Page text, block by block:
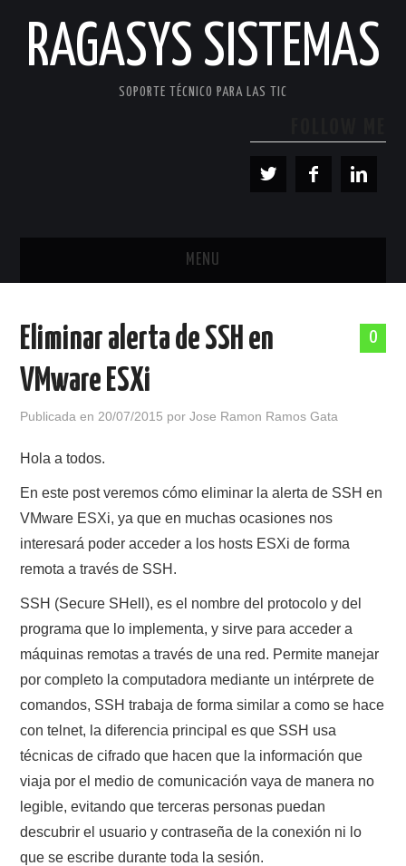
RAGASYS SISTEMAS
SOPORTE TÉCNICO PARA LAS TIC
MENU
ACERCA DE
0
Eliminar alerta de SSH en
VMware ESXi
Publicada en 20/07/2015 porJose Ramon Ramos Gata
Hola a todos.
En este post veremos cómo eliminar la alerta de SSH en
VMware ESXi, ya que en muchas ocasiones nos
interesará poder acceder a los hosts ESXi de forma
remota a través de SSH.
SSH (Secure SHell), es el nombre del protocolo y del
programa que lo implementa, y sirve para acceder a
máquinas remotas a través de una red. Permite manejar
por completo la computadora mediante un intérprete de
comandos, SSH trabaja de forma similar a como se hace
con telnet, la diferencia principal es que SSH usa
técnicas de cifrado que hacen que la información que
viaja por el medio de comunicación vaya de manera no
legible, evitando que terceras personas puedan
descubrir el usuario y contraseña de la conexión ni lo
que se escribe durante toda la sesión.